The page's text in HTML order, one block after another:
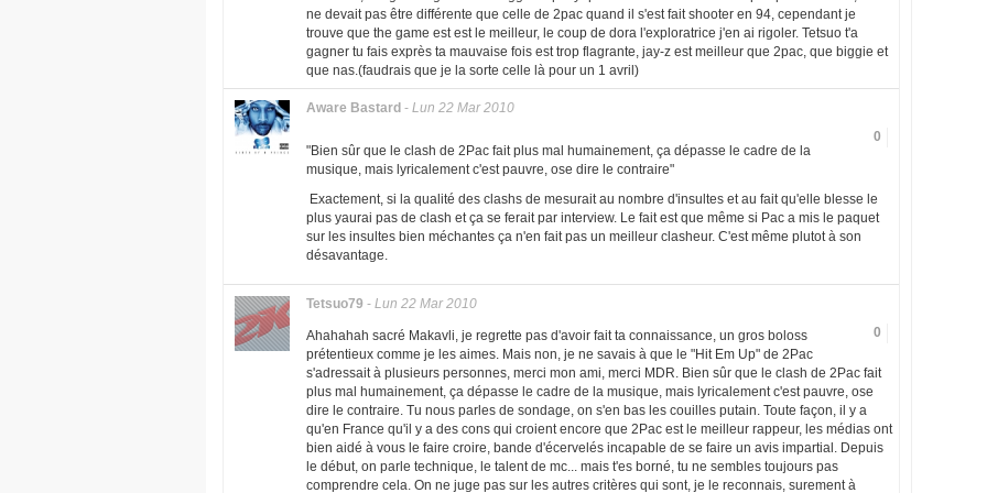
ne devait pas être différente que celle de 2pac quand il s'est fait shooter en 94, cependant je
trouve que the game est est le meilleur, le coup de dora l'exploratrice j'en ai rigoler. Tetsuo t'a
gagner tu fais exprès ta mauvaise fois est trop flagrante, jay-z est meilleur que 2pac, que biggie et
que nas.(faudrais que je la sorte celle là pour un 1 avril)
Aware Bastard - Lun 22 Mar 2010
0
"Bien sûr que le clash de 2Pac fait plus mal humainement, ça dépasse le cadre de la
musique, mais lyricalement c'est pauvre, ose dire le contraire"
Exactement, si la qualité des clashs de mesurait au nombre d'insultes et au fait qu'elle blesse le
plus yaurai pas de clash et ça se ferait par interview. Le fait est que même si Pac a mis le paquet
sur les insultes bien méchantes ça n'en fait pas un meilleur clasheur. C'est même plutot à son
désavantage.
Tetsuo79 - Lun 22 Mar 2010
0
Ahahahah sacré Makavli, je regrette pas d'avoir fait ta connaissance, un gros boloss
prétentieux comme je les aimes. Mais non, je ne savais à que le "Hit Em Up" de 2Pac
s'adressait à plusieurs personnes, merci mon ami, merci MDR. Bien sûr que le clash de 2Pac fait
plus mal humainement, ça dépasse le cadre de la musique, mais lyricalement c'est pauvre, ose
dire le contraire. Tu nous parles de sondage, on s'en bas les couilles putain. Toute façon, il y a
qu'en France qu'il y a des cons qui croient encore que 2Pac est le meilleur rappeur, les médias ont
bien aidé à vous le faire croire, bande d'écervelés incapable de se faire un avis impartial. Depuis
le début, on parle technique, le talent de mc... mais t'es borné, tu ne sembles toujours pas
comprendre cela. On ne juge pas sur les autres critères qui sont, je le reconnais, surement à